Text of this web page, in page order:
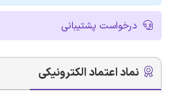
درخواست پشتیبانی
نماد اعتماد الکترونیکی